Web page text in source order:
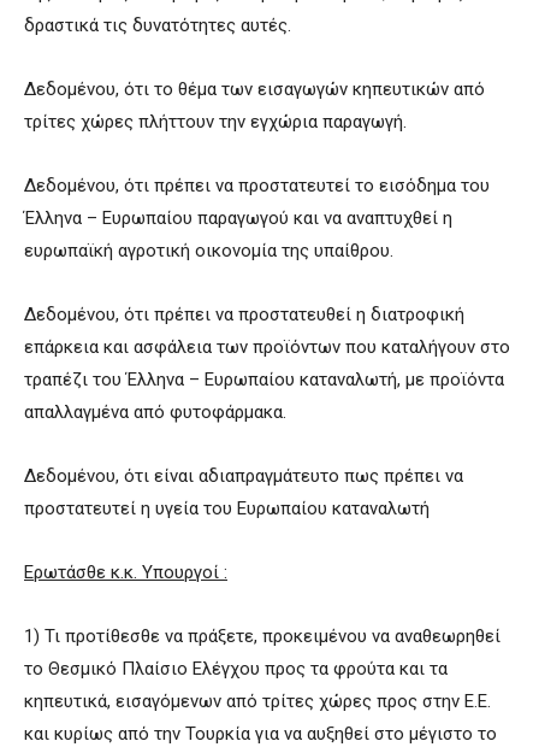
δραστικά τις δυνατότητες αυτές.
Δεδομένου, ότι το θέμα των εισαγωγών κηπευτικών από
τρίτες χώρες πλήττουν την εγχώρια παραγωγή.
Δεδομένου, ότι πρέπει να προστατευτεί το εισόδημα του
Έλληνα – Ευρωπαίου παραγωγού και να αναπτυχθεί η
ευρωπαϊκή αγροτική οικονομία της υπαίθρου.
Δεδομένου, ότι πρέπει να προστατευθεί η διατροφική
επάρκεια και ασφάλεια των προϊόντων που καταλήγουν στο
τραπέζι του Έλληνα – Ευρωπαίου καταναλωτή, με προϊόντα
απαλλαγμένα από φυτοφάρμακα.
Δεδομένου, ότι είναι αδιαπραγμάτευτο πως πρέπει να
προστατευτεί η υγεία του Ευρωπαίου καταναλωτή
Ερωτάσθε κ.κ. Υπουργοί :
1) Τι προτίθεσθε να πράξετε, προκειμένου να αναθεωρηθεί
το Θεσμικό Πλαίσιο Ελέγχου προς τα φρούτα και τα
κηπευτικά, εισαγόμενων από τρίτες χώρες προς στην Ε.Ε.
και κυρίως από την Τουρκία για να αυξηθεί στο μέγιστο το